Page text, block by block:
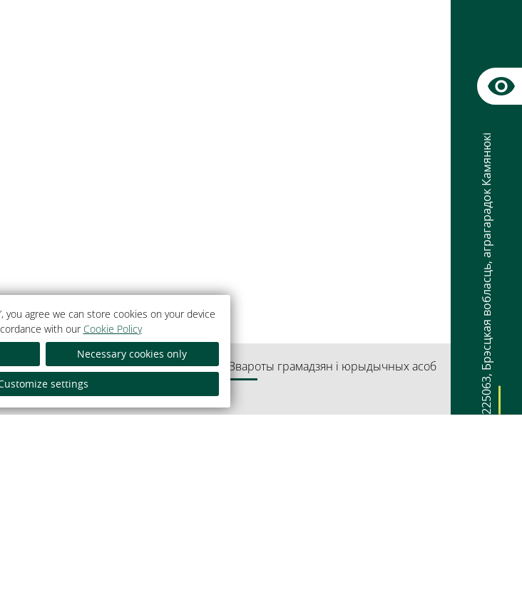
you agree we can store cookies on your device
with our Cookie Policy
Necessary cookies only
settings 225063
,
Брэсцкая вобласць
,
аграгарадок Камянюкі
Як аплаціць банкаўскай картай Звароты грамадзян і юрыдычных асоб